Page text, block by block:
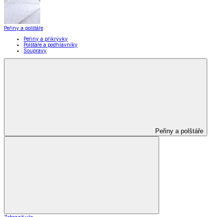
Peřiny a polštáře
Peřiny a přikrývky
Polštáře a podhlavníky
Soupravy
Peřiny a polštáře